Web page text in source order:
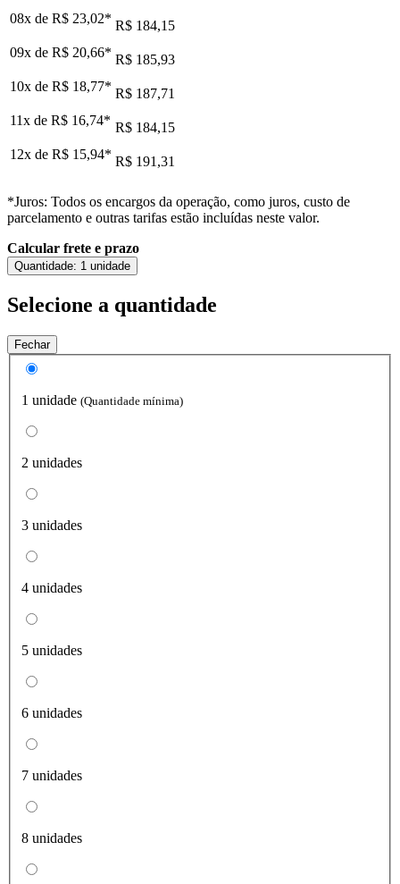
08x de R$ 23,02* R$ 184,15
09x de R$ 20,66* R$ 185,93
10x de R$ 18,77* R$ 187,71
11x de R$ 16,74* R$ 184,15
12x de R$ 15,94* R$ 191,31
*Juros: Todos os encargos da operação, como juros, custo de
parcelamento e outras tarifas estão incluídas neste valor.
Calcular frete e prazo
Quantidade: 1 unidade
Selecione a quantidade
Fechar
1 unidade (Quantidade mínima)
2 unidades
3 unidades
4 unidades
5 unidades
6 unidades
7 unidades
8 unidades